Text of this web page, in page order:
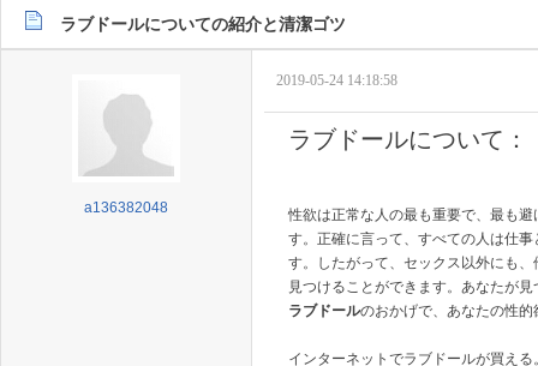
ラブドールについての紹介と清潔ゴツ
a136382048
2019-05-24 14:18:58
ラブドールについて：
性欲は正常な人の最も重要で、最も
す。正確に言って、すべての人は仕
す。したがって、セックス以外にも
見つけることができます。あなたが
ラブドールのおかげで、あなたの性
インターネットでラブドールが買え